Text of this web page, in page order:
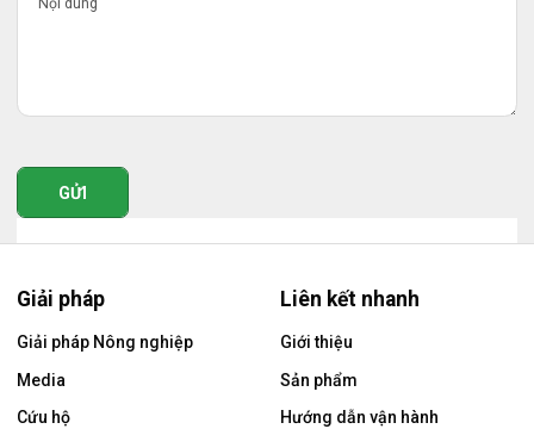
GỬI
Giải pháp
Giải pháp Nông nghiệp
Media
Cứu hộ
Liên kết nhanh
Giới thiệu
Sản phẩm
Hướng dẫn vận hành